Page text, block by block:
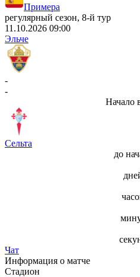
Примера
регулярный сезон, 8-й тур
11.10.2026 09:00
Эльче
-
-
Начало
Сельта
до
Чат
Информация о матче
Стадион